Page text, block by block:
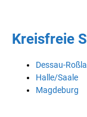
Kreisfreie
Dessau-
Halle/Saale
Magdeburg